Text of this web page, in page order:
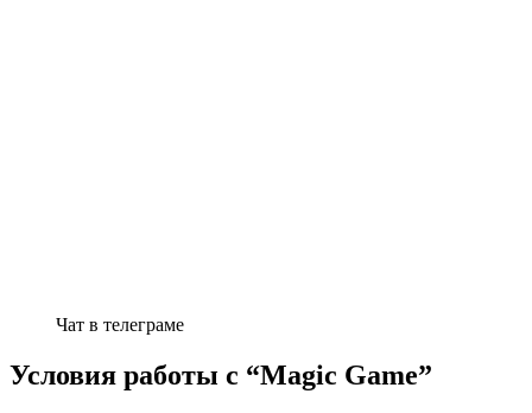
Чат в телеграме
Условия работы с “Magic Game”